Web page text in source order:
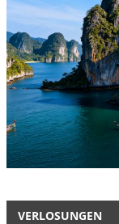
VERLOSUNGEN